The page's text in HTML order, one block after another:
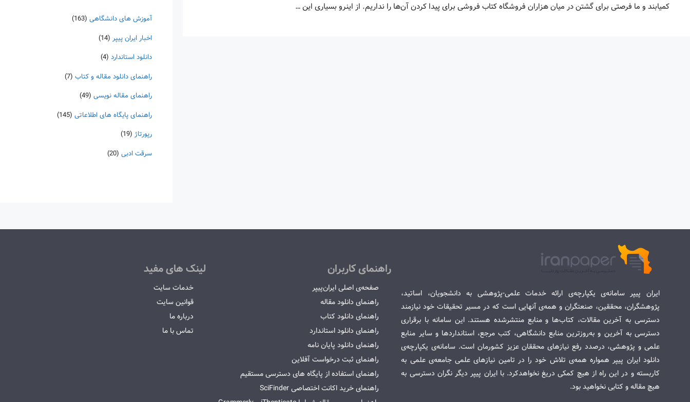
کمیابند و ما فرصتی برای گشتن در میان هزاران فروشگاه کتاب فروشی برای پیدا کردن آن‌ها را نداریم. از اینرو بسیاری این …
آموزش های دانشگاهی (163)
اخبار ایران پیپر (14)
دانلود استاندارد (4)
راهنمای دانلود مقاله و کتاب (7)
راهنمای مقاله نویسی (49)
راهنمای پایگاه های اطلاعاتی (145)
رپورتاژ (19)
سرقت ادبی (20)
ایران پیپر سامانه‌ی یکپارچه‌ی ارائه خدمات علمی-پژوهشی به دانشجویان، اساتید،
پژوهشگران، محققین، صنعتگران و همه‌ی آنهایی است که در مسیر تحقیقات خود نیازمند
دسترسی به آخرین مقالات، کتاب‌ها و منابع منتشرشده هستند. این سامانه با برقراری
دسترسی به آخرین و به‌روزترین منابع دانشگاهی، کتب مرجع، استانداردها و سایر منابع
علمی و پژوهشی، درصدد رفع نیازهای محققان عزیز کشورمان است. سامانه‌ی یکپارچه‌ی
دانلود ایران پیپر همواره همه‌ی تلاش خود را در تامین نیازهای علمی جامعه‌ی علمی به
کاربسته و در این راه از هیچ کمکی دریغ نخواهدکرد. با ایران پیپر دیگر نگران دسترسی به
هیچ مقاله و کتابی نخواهید بود.
راهنمای کاربران
صفحه‌ی اصلی ایران‌پیپر
راهنمای دانلود مقاله
راهنمای دانلود کتاب
راهنمای دانلود استاندارد
راهنمای دانلود پایان نامه
راهنمای ثبت درخواست آفلاین
راهنمای استفاده از پایگاه های دسترسی مستقیم
راهنمای خرید اکانت اختصاصی SciFinder
لینک های مفید
خدمات سایت
قوانین سایت
درباره ما
تماس با ما